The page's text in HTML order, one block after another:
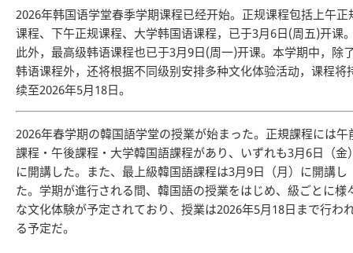
2026年韩国语学堂春季学期课程已经开始。正规课程包括上午正
课程、下午正规课程、大学韩国语课程，已于3月6日(周五)开课
此外，最高级韩语课程也已于3月9日(周一)开课。本学期中，除
韩语课程外，还将根据不同级别安排多种文化体验活动，课程将
续至2026年5月18日。
2026年春学期の韓国語学堂の授業が始まった。正規課程には午
課程・午後課程・大学韓国語課程があり、いずれも3月6日（金
に開講した。また、最上級韓国語課程は3月9日（月）に開講し
た。学期が進行される間、韓国語の授業をはじめ、級ごとに様
な文化体験が予定されており、授業は2026年5月18日まで行わ
る予定だ。